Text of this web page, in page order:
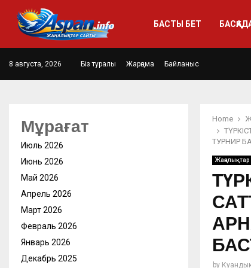
БАСТЫ БЕТ
8 августа, 2026 Біз туралы Жарңама Байланыс
Home
ТУРНИР
Жаңалықтар
by
Мұрағат
Июль 2026
Июнь 2026
Май 2026
Апрель 2026
Март 2026
Февраль 2026
Январь 2026
Декабрь 2025